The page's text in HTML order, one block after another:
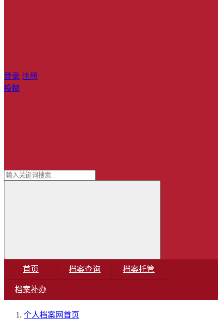
登录 注册
投稿
首页 档案查询 档案托管
档案补办
个人档案网首页